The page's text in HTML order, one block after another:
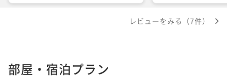
の狭さも若干気になった、一人ステイな
が良かった
空気が悪かった成果
レビューをみる（7件）
部屋・宿泊プラン